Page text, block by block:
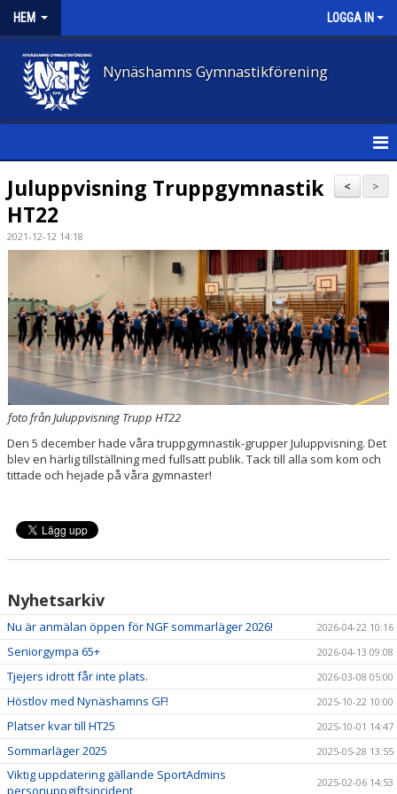
HEM LOGGA IN
Nynäshamns Gymnastikförening
HEM
NYHETER
FÖRENINGEN
VÅR VERKSAMHET
AVGIFTER
BLI LEDARE
KONTAKT
DOKUMENT
>
<
Juluppvisning Truppgymnastik
HT22
2021-12-12 14:18
foto från Juluppvisning Trupp HT22
Den 5 december hade våra truppgymnastik-grupper Juluppvisning. Det
blev en härlig tillställning med fullsatt publik. Tack till alla som kom och
tittade och hejade på våra gymnaster!
Nyhetsarkiv
Nu är anmälan öppen för NGF sommarläger 2026! 2026-04-22 10:16
Seniorgympa 65+ 2026-04-13 09:08
Tjejers idrott får inte plats. 2026-03-08 05:00
Höstlov med Nynäshamns GF! 2025-10-22 10:00
Platser kvar till HT25 2025-10-01 14:47
Sommarläger 2025 2025-05-28 13:55
Viktig uppdatering gällande SportAdmins
personuppgiftsincident
2025-02-06 14:53